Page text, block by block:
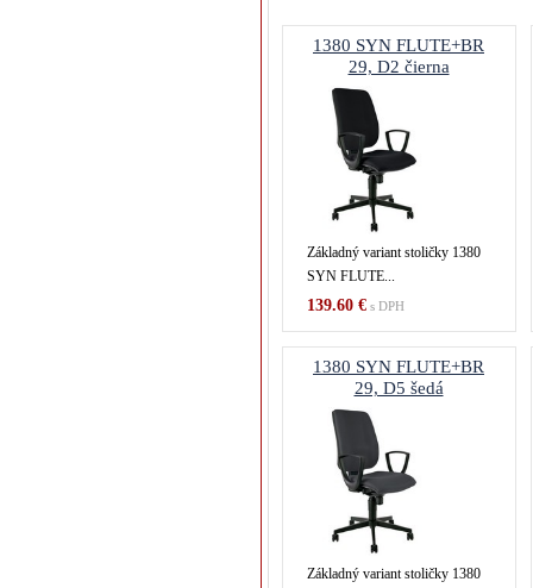
1380 SYN FLUTE+BR
29, D2 čierna
Základný variant stoličky 1380
SYN FLUTE...
139.60 €s DPH
1380 SYN FLUTE+BR
29, D5 šedá
Základný variant stoličky 1380